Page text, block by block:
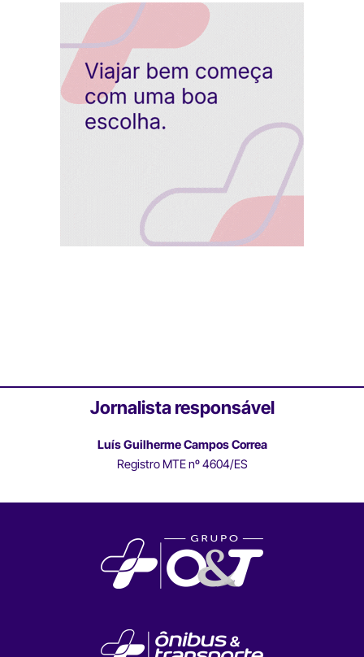
Jornalista responsável
Luís Guilherme Campos Correa
Registro MTE nº 4604/ES